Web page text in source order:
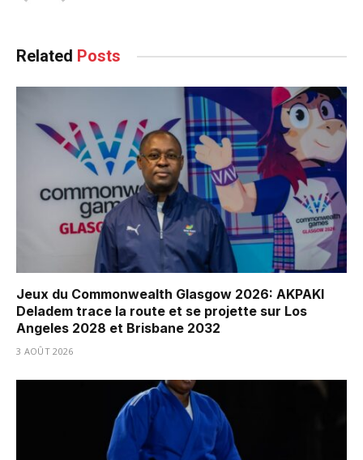
Related Posts
Jeux du Commonwealth Glasgow 2026: AKPAKI
Deladem trace la route et se projette sur Los
Angeles 2028 et Brisbane 2032
3 AOÛT 2026